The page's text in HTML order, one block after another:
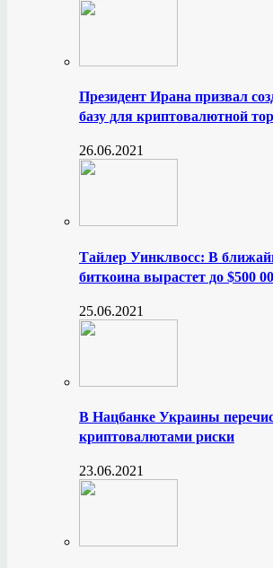
Президент Ирана призвал
базу для криптовалютной
26.06.2021
Тайлер Уинклвосс: В
биткоина вырастет до $500
25.06.2021
В Нацбанке Украины
криптовалютами риски
23.06.2021